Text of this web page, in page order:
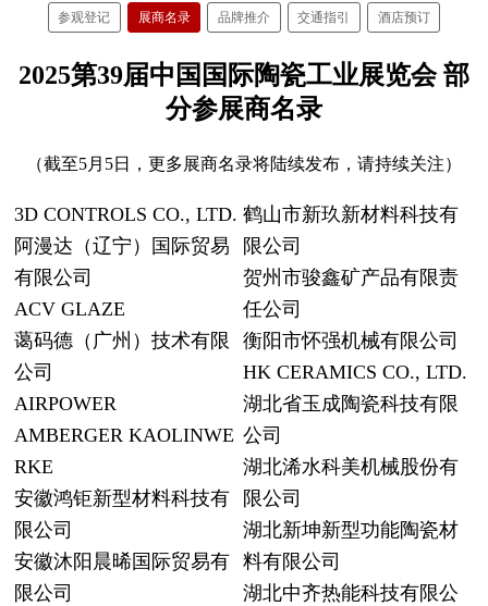
参观登记 展商名录 品牌推介 交通指引 酒店预订
2025第39届中国国际陶瓷工业展览会 部
分参展商名录
（截至5月5日，更多展商名录将陆续发布，请持续关注）
3D CONTROLS CO., LTD.
阿漫达（辽宁）国际贸易
有限公司
ACV GLAZE
蔼码德（广州）技术有限
公司
AIRPOWER
AMBERGER KAOLINWE
RKE
安徽鸿钜新型材料科技有
限公司
安徽沐阳晨晞国际贸易有
限公司
鹤山市新玖新材料科技有
限公司
贺州市骏鑫矿产品有限责
任公司
衡阳市怀强机械有限公司
HK CERAMICS CO., LTD.
湖北省玉成陶瓷科技有限
公司
湖北浠水科美机械股份有
限公司
湖北新坤新型功能陶瓷材
料有限公司
湖北中齐热能科技有限公